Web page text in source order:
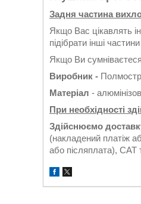
Задня частина
Якщо Вас цікавлять
підібрати інші
Якщо Ви
Виробник -
Матеріал -
При необхідності
Здійснюємо
(накладений платіж
або післяплата), САТ